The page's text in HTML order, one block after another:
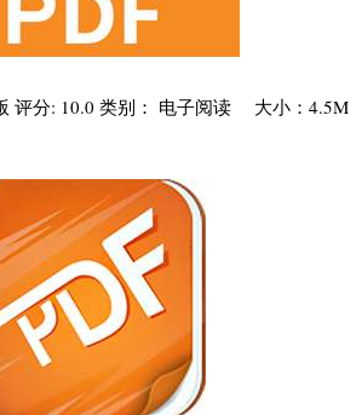
评分: 10.0 类别： 电子阅读 大小：